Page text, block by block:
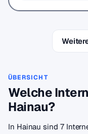
ÜBERSICHT
Welche
Hainau?
In Hainau sind 7